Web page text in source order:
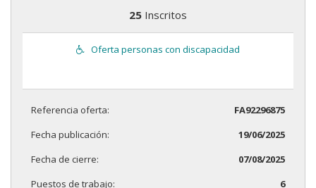
25 Inscritos
Oferta personas con discapacidad
Referencia oferta:
FA92296875
Fecha publicación:
19/06/2025
Fecha de cierre:
07/08/2025
Puestos de trabajo:
6